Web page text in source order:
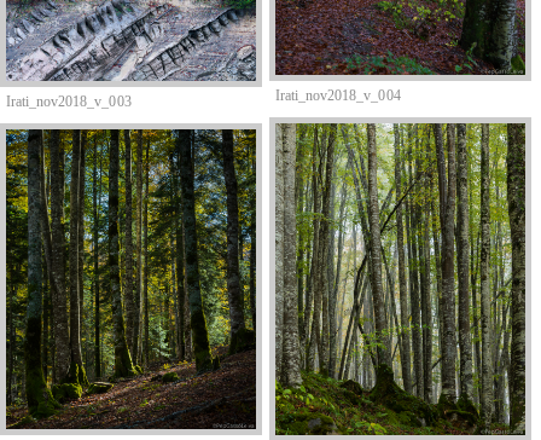
Irati_nov2018_v_003 Irati_nov2018_v_004